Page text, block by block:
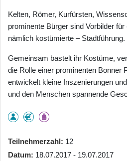
Kelten, Römer, Kurfürsten,
prominente Bürger sind Vorbilder
nämlich kostümierte – Stadtführung.
Gemeinsam bastelt ihr Kostüme,
die Rolle einer prominenten Bonner
entwickelt kleine Inszenierungen
und den Menschen spannende
Teilnehmerzahl
12
Datum 18.07.2017 - 19.07.2017